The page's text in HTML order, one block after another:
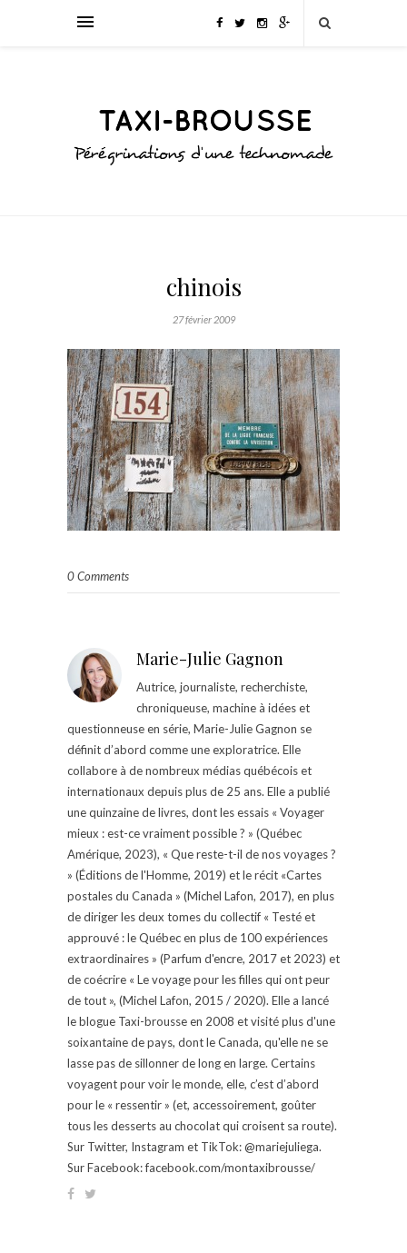
chinois
27 février 2009
0 Comments
Marie-Julie Gagnon
Autrice, journaliste, recherchiste,
chroniqueuse, machine à idées et
questionneuse en série, Marie-Julie Gagnon se
définit d’abord comme une exploratrice. Elle
collabore à de nombreux médias québécois et
internationaux depuis plus de 25 ans. Elle a publié
une quinzaine de livres, dont les essais « Voyager
mieux : est-ce vraiment possible ? » (Québec
Amérique, 2023), « Que reste-t-il de nos voyages ?
» (Éditions de l'Homme, 2019) et le récit «Cartes
postales du Canada » (Michel Lafon, 2017), en plus
de diriger les deux tomes du collectif « Testé et
approuvé : le Québec en plus de 100 expériences
extraordinaires » (Parfum d'encre, 2017 et 2023) et
de coécrire « Le voyage pour les filles qui ont peur
de tout », (Michel Lafon, 2015 / 2020). Elle a lancé
le blogue Taxi-brousse en 2008 et visité plus d'une
soixantaine de pays, dont le Canada, qu'elle ne se
lasse pas de sillonner de long en large. Certains
voyagent pour voir le monde, elle, c’est d’abord
pour le « ressentir » (et, accessoirement, goûter
tous les desserts au chocolat qui croisent sa route).
Sur Twitter, Instagram et TikTok: @mariejuliega.
Sur Facebook: facebook.com/montaxibrousse/